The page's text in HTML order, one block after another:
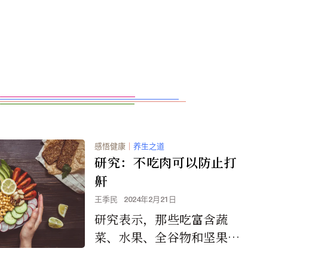
感悟健康 ｜ 养生之道
研究：不吃肉可以防止打
鼾
王季民 2024年2月21日
研究表示，那些吃富含蔬
菜、水果、全谷物和坚果的